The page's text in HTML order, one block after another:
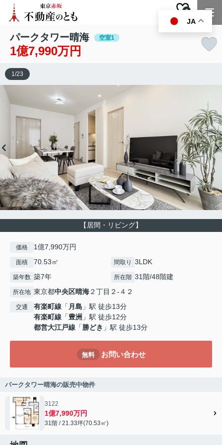
お気に入り
0
パークタワー晴海 空室1
1億7,990万円
【居間・リビング】
1/23
価格 1億7,990万円
面積 70.53㎡ 間取り 3LDK
築年数 築7年 所在階 31階/48階建
所在地 東京都中央区晴海２丁目２-４２
交通 有楽町線 「 月島 」駅 徒歩13分
有楽町線 「豊洲 」駅 徒歩12分
都営大江戸線 「勝どき 」駅 徒歩13分
無料 お問い合わせ
パークタワー晴海の販売中物件
3122
1億7,990万円
31階 / 21.33坪(70.53㎡)
JA